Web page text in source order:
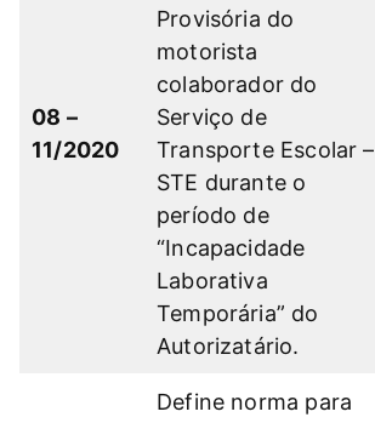
08 –
11/2020
Provisória do
motorista
colaborador do
Serviço de
Transporte Escolar –
STE durante o
período de
“Incapacidade
Laborativa
Temporária” do
Autorizatário.
Define norma para